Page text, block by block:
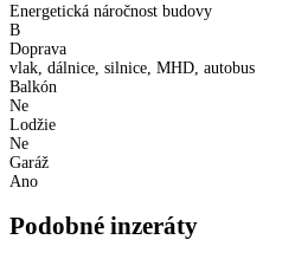
Energetická náročnost budovy
B
Doprava
vlak, dálnice, silnice, MHD, autobus
Balkón
Ne
Lodžie
Ne
Garáž
Ano
Podobné inzeráty